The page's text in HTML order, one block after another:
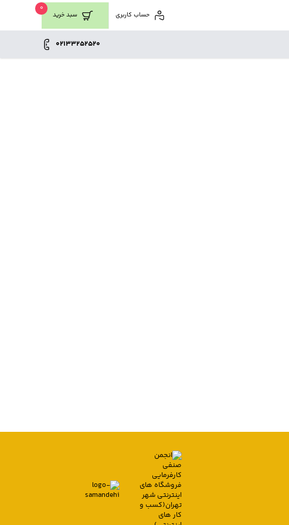
سبد خرید
0
حساب کاربری
02133252520